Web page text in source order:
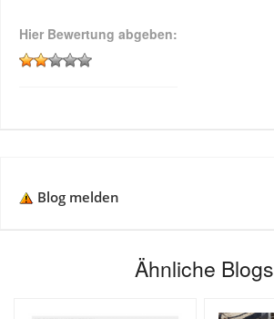
Hier Bewertung abgeben:
Blog melden
Ähnliche Blogs